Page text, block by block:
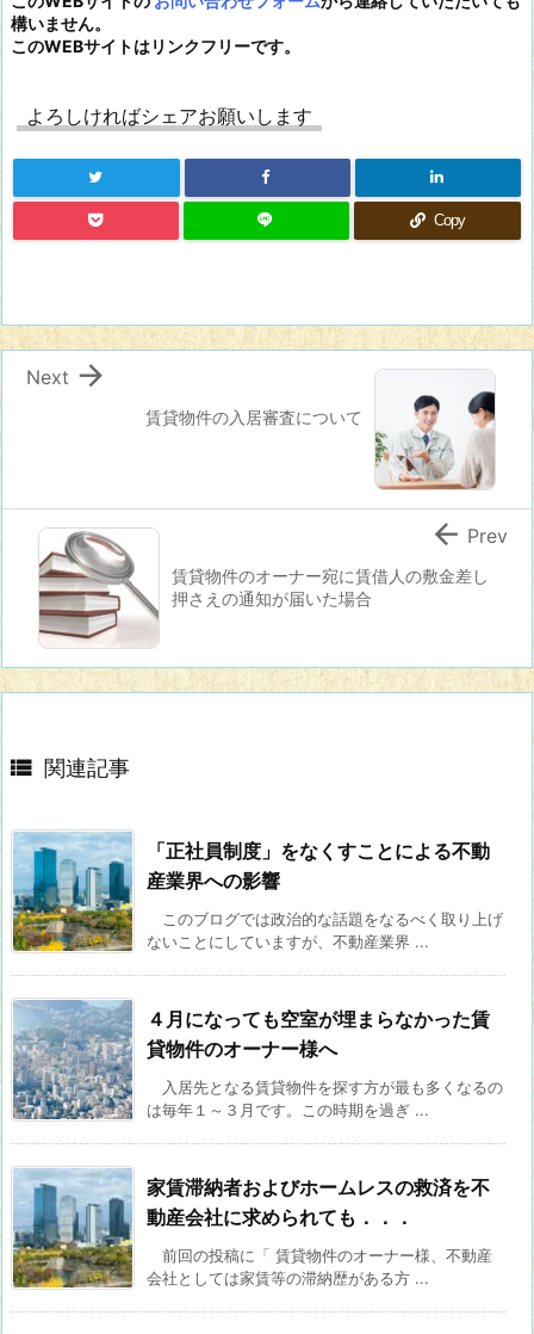
構いません。
このWEBサイトはリンクフリーです。
よろしければシェアお願いします
Copy
賃貸物件の入居審査について

Next
賃貸物件のオーナー宛に賃借人の敷金差し
押さえの通知が届いた場合
 Prev
 関連記事
「正社員制度」をなくすことによる不動
産業界への影響
このブログでは政治的な話題をなるべく取り上げ
ないことにしていますが、不動産業界 ...
４月になっても空室が埋まらなかった賃
貸物件のオーナー様へ
入居先となる賃貸物件を探す方が最も多くなるの
は毎年１～３月です。この時期を過ぎ ...
家賃滞納者およびホームレスの救済を不
動産会社に求められても．．．
前回の投稿に「 賃貸物件のオーナー様、不動産
会社としては家賃等の滞納歴がある方 ...